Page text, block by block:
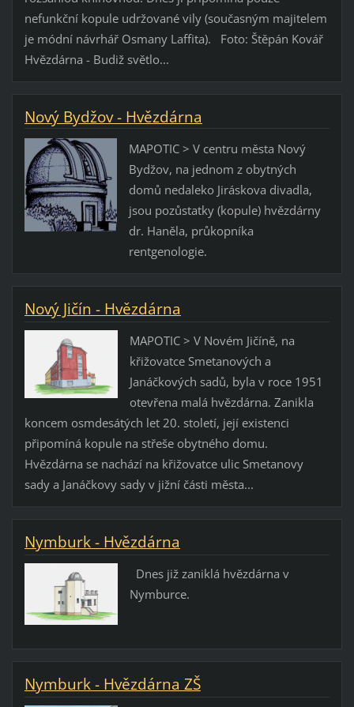
nefunkční kopule udržované vily (současným majitelem
je módní návrhář Osmany Laffita). Foto: Štěpán Kovář
Hvězdárna - Budiž světlo...
Nový Bydžov - Hvězdárna
MAPOTIC > V centru města Nový
Bydžov, na jednom z obytných
domů nedaleko Jiráskova divadla,
jsou pozůstatky (kopule) hvězdárny
dr. Haněla, průkopníka
rentgenologie.
Nový Jičín - Hvězdárna
MAPOTIC > V Novém Jičíně, na
křižovatce Smetanových a
Janáčkových sadů, byla v roce 1951
otevřena malá hvězdárna. Zanikla
koncem osmdesátých let 20. století, její existenci
připomíná kopule na střeše obytného domu.
Hvězdárna se nachází na křižovatce ulic Smetanovy
sady a Janáčkovy sady v jižní části města...
Nymburk - Hvězdárna
Dnes již zaniklá hvězdárna v
Nymburce.
Nymburk - Hvězdárna ZŠ